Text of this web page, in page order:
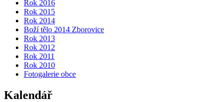
Rok 2016
Rok 2015
Rok 2014
Boží tělo 2014 Zborovice
Rok 2013
Rok 2012
Rok 2011
Rok 2010
Fotogalerie obce
Kalendář